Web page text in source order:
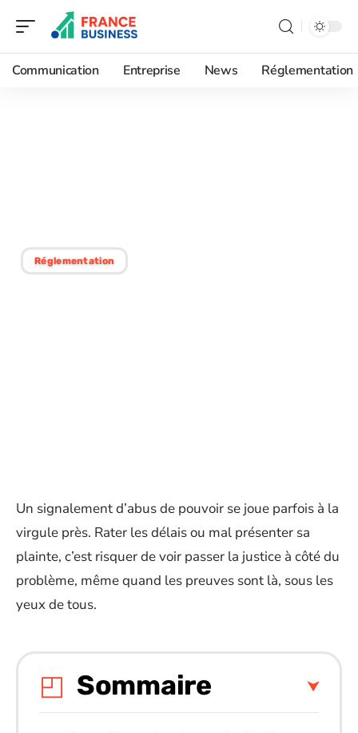
Communication Entreprise News Réglementation
Réglementation
Un signalement d’abus de pouvoir se joue parfois à la
virgule près. Rater les délais ou mal présenter sa
plainte, c’est risquer de voir passer la justice à côté du
problème, même quand les preuves sont là, sous les
yeux de tous.
Sommaire